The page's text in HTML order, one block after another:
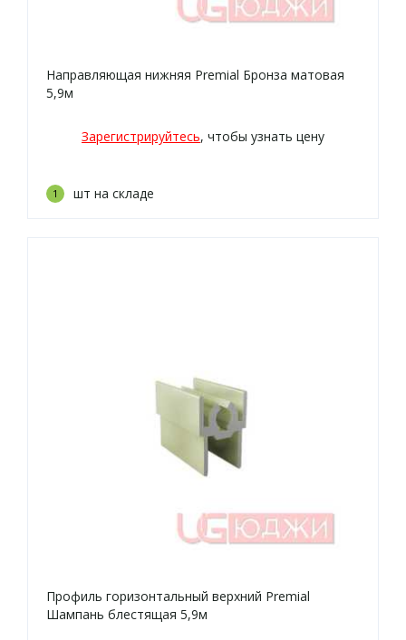
Направляющая нижняя Premial Бронза матовая
5,9м
Зарегистрируйтесь, чтобы узнать цену
1 шт на складе
Профиль горизонтальный верхний Premial
Шампань блестящая 5,9м